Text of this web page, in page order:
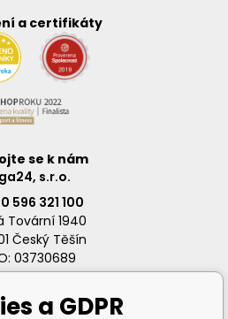
a certifikáty
se k nám
s.r.o.
596 321 100
Tovární 1940
Český Těšín
03730689
CZ03730689
a GDPR